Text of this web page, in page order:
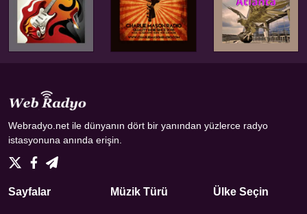
Webradyo.net ile dünyanın dört bir yanından yüzlerce radyo
istasyonuna anında erişin.
Sayfalar Müzik Türü Ülke Seçin